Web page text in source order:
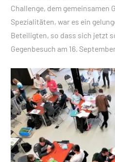
Challenge, dem gemeinsamen
Spezialitäten, war es ein
Beteiligten, so dass sich jetzt
Gegenbesuch am 16.